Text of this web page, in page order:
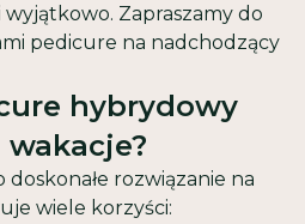
Zapraszamy do
pedicure na nadchodzący
hybrydowy
rozwiązanie na
wiele korzyści: